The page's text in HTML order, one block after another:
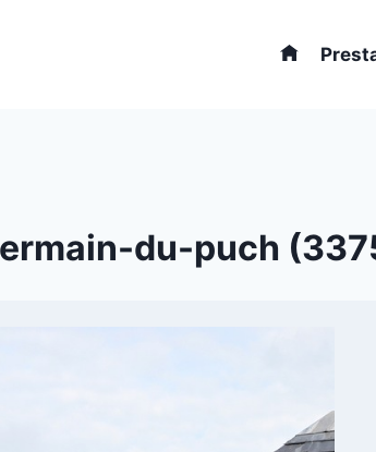
du-puch